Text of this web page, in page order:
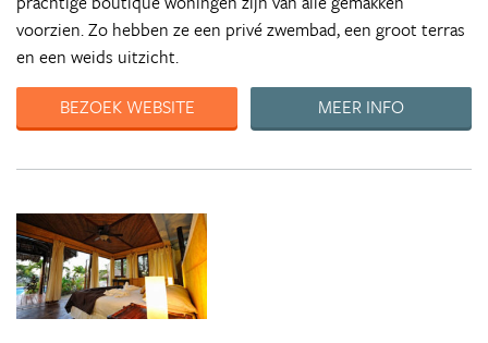
voorzien. Zo hebben ze een privé zwembad, een groot terras
en een weids uitzicht.
BEZOEK WEBSITE
MEER INFO